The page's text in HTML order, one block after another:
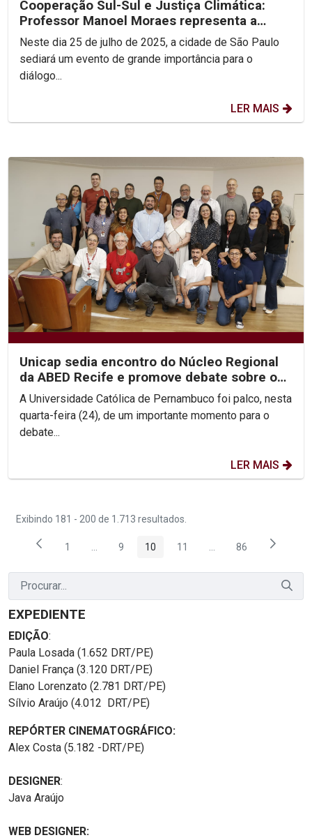
Cooperação Sul-Sul e Justiça Climática:
Professor Manoel Moraes representa a
UNICAP em sua 2ª...
Neste dia 25 de julho de 2025, a cidade de São Paulo
sediará um evento de grande importância para o
diálogo...
LER MAIS
Unicap sedia encontro do Núcleo Regional
da ABED Recife e promove debate sobre os
rumos da EAD no...
A Universidade Católica de Pernambuco foi palco, nesta
quarta-feira (24), de um importante momento para o
debate...
LER MAIS
Exibindo 181 - 200 de 1.713 resultados.
Página
1 Páginas intermediárias Usar ABA para navegar.
Página
9 Página
10 Página
11 PáginasPágina
86
EXPEDIENTE
EDIÇÃO:
Paula Losada (1.652 DRT/PE)
Daniel França (3.120 DRT/PE)
Elano Lorenzato (2.781 DRT/PE)
Sílvio Araújo (4.012 DRT/PE)
REPÓRTER CINEMATOGRÁFICO:
Alex Costa (5.182 -DRT/PE)
DESIGNER:
Java Araújo
WEB DESIGNER: